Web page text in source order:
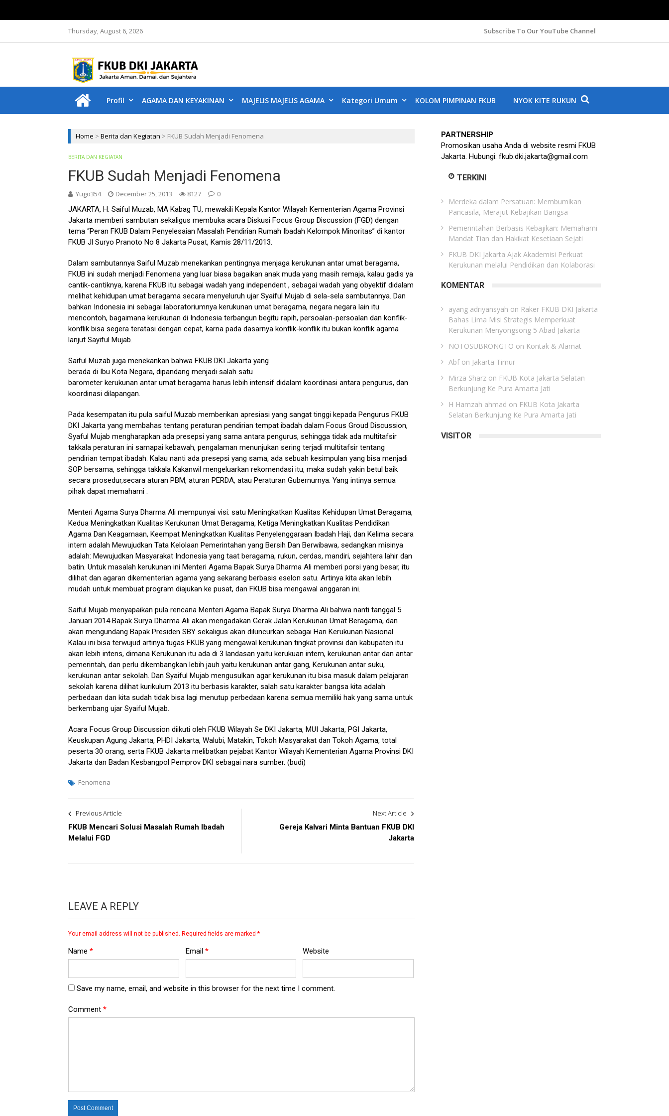
Thursday, August 6, 2026 Subscribe To Our YouTube Channel
FKUB DKI JAKARTA
Profil AGAMA DAN KEYAKINAN MAJELIS MAJELIS AGAMA Kategori Umum KOLOM PIMPINAN FKUB NYOK KITE RUKUN
Home > Berita dan Kegiatan > FKUB Sudah Menjadi Fenomena
BERITA DAN KEGIATAN
FKUB Sudah Menjadi Fenomena
Yugo354 December 25, 2013 8127
0
JAKARTA, H. Saiful Muzab, MA Kabag TU, mewakili Kepala Kantor Wilayah Kementerian Agama Provinsi
Jakarta memberi sambutan sekaligus membuka acara Diskusi Focus Group Discussion (FGD) dengan
tema “Peran FKUB Dalam Penyelesaian Masalah Pendirian Rumah Ibadah Kelompok Minoritas” di kantor
FKUB Jl Suryo Pranoto No 8 Jakarta Pusat, Kamis 28/11/2013.
Dalam sambutannya Saiful Muzab menekankan pentingnya menjaga kerukunan antar umat beragama,
FKUB ini sudah menjadi Fenomena yang luar biasa bagaikan anak muda yang masih remaja, kalau gadis ya
cantik-cantiknya, karena FKUB itu sebagai wadah yang independent , sebagai wadah yang obyektif didalam
melihat kehidupan umat beragama secara menyeluruh ujar Syaiful Mujab di sela-sela sambutannya. Dan
bahkan Indonesia ini sebagai laboratoriumnya kerukunan umat beragama, negara negara lain itu
mencontoh, bagaimana kerukunan di Indonesia terbangun begitu rapih, persoalan-persoalan dan konflik-
konflik bisa segera teratasi dengan cepat, karna pada dasarnya konflik-konflik itu bukan konflik agama
lanjut Sayiful Mujab.
Saiful Muzab juga menekankan bahwa FKUB DKI Jakarta yang
berada di Ibu Kota Negara, dipandang menjadi salah satu
barometer kerukunan antar umat beragama harus lebih intensif didalam koordinasi antara pengurus, dan
koordinasi dilapangan.
Pada kesempatan itu pula saiful Muzab memberikan apresiasi yang sangat tinggi kepada Pengurus FKUB
DKI Jakarta yang membahas tentang peraturan pendirian tempat ibadah dalam Focus Groud Discussion,
Syaful Mujab mengharapkan ada presepsi yang sama antara pengurus, sehingga tidak ada multitafsir
takkala peraturan ini samapai kebawah, pengalaman menunjukan sering terjadi multitafsir tentang
pendirian tempat ibadah. Kalau nanti ada presepsi yang sama, ada sebuah kesimpulan yang bisa menjadi
SOP bersama, sehingga takkala Kakanwil mengeluarkan rekomendasi itu, maka sudah yakin betul baik
secara prosedur,secara aturan PBM, aturan PERDA, atau Peraturan Gubernurnya. Yang intinya semua
pihak dapat memahami .
Menteri Agama Surya Dharma Ali mempunyai visi: satu Meningkatkan Kualitas Kehidupan Umat Beragama,
Kedua Meningkatkan Kualitas Kerukunan Umat Beragama, Ketiga Meningkatkan Kualitas Pendidikan
Agama Dan Keagamaan, Keempat Meningkatkan Kualitas Penyelenggaraan Ibadah Haji, dan Kelima secara
intern adalah Mewujudkan Tata Kelolaan Pemerintahan yang Bersih Dan Berwibawa, sedangkan misinya
adalah: Mewujudkan Masyarakat Indonesia yang taat beragama, rukun, cerdas, mandiri, sejahtera lahir dan
batin. Untuk masalah kerukunan ini Menteri Agama Bapak Surya Dharma Ali memberi porsi yang besar, itu
dilihat dan agaran dikementerian agama yang sekarang berbasis eselon satu. Artinya kita akan lebih
mudah untuk membuat program diajukan ke pusat, dan FKUB bisa mengawal anggaran ini.
Saiful Mujab menyapaikan pula rencana Menteri Agama Bapak Surya Dharma Ali bahwa nanti tanggal 5
Januari 2014 Bapak Surya Dharma Ali akan mengadakan Gerak Jalan Kerukunan Umat Beragama, dan
akan mengundang Bapak Presiden SBY sekaligus akan diluncurkan sebagai Hari Kerukunan Nasional.
Kalau ini bisa terwujud artinya tugas FKUB yang mengawal kerukunan tingkat provinsi dan kabupaten itu
akan lebih intens, dimana Kerukunan itu ada di 3 landasan yaitu kerukuan intern, kerukunan antar dan antar
pemerintah, dan perlu dikembangkan lebih jauh yaitu kerukunan antar gang, Kerukunan antar suku,
kerukunan antar sekolah. Dan Syaiful Mujab mengusulkan agar kerukunan itu bisa masuk dalam pelajaran
sekolah karena dilihat kurikulum 2013 itu berbasis karakter, salah satu karakter bangsa kita adalah
perbedaan dan kita sudah tidak bisa lagi menutup perbedaan karena semua memiliki hak yang sama untuk
berkembang ujar Syaiful Mujab.
Acara Focus Group Discussion diikuti oleh FKUB Wilayah Se DKI Jakarta, MUI Jakarta, PGI Jakarta,
Keuskupan Agung Jakarta, PHDI Jakarta, Walubi, Matakin, Tokoh Masyarakat dan Tokoh Agama, total
peserta 30 orang, serta FKUB Jakarta melibatkan pejabat Kantor Wilayah Kementerian Agama Provinsi DKI
Jakarta dan Badan Kesbangpol Pemprov DKI sebagai nara sumber. (budi)
Fenomena
Post
navigation
Previous Article
FKUB Mencari Solusi Masalah Rumah Ibadah
Melalui FGD
Next Article
Gereja Kalvari Minta Bantuan FKUB DKI
Jakarta
LEAVE A REPLY
Your email address will not be published. Required fields are marked *
Name * Email * Website
Save my name, email, and website in this browser for the next time I comment.
Comment *
PARTNERSHIP
Promosikan usaha Anda di website resmi FKUB
Jakarta. Hubungi: fkub.dki.jakarta@gmail.com
TERKINI
Merdeka dalam Persatuan: Membumikan
Pancasila, Merajut Kebajikan Bangsa
Pemerintahan Berbasis Kebajikan: Memahami
Mandat Tian dan Hakikat Kesetiaan Sejati
FKUB DKI Jakarta Ajak Akademisi Perkuat
Kerukunan melalui Pendidikan dan Kolaborasi
KOMENTAR
ayang adriyansyah on Raker FKUB DKI Jakarta
Bahas Lima Misi Strategis Memperkuat
Kerukunan Menyongsong 5 Abad Jakarta
NOTOSUBRONGTO on Kontak & Alamat
Abfon Jakarta Timur
Mirza Sharz on FKUB Kota Jakarta Selatan
Berkunjung Ke Pura Amarta Jati
H Hamzah ahmad on FKUB Kota Jakarta
Selatan Berkunjung Ke Pura Amarta Jati
VISITOR